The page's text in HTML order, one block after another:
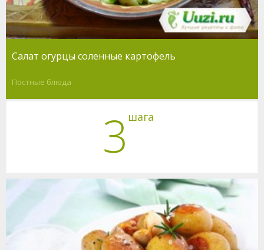
Салат огурцы соленные картофель
Постные блюда
3 шага